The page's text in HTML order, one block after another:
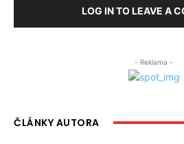
LOG IN TO LEAVE A
- Reklama -
ČLÁNKY AUTORA